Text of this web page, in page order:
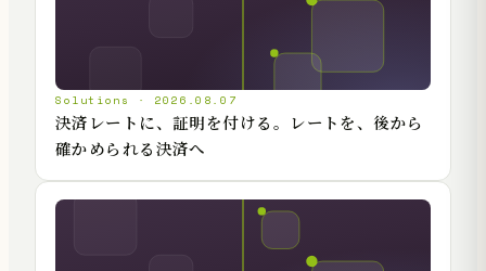
Solutions · 2026.08.07
決済レートに、証明を付ける。レートを、後から
確かめられる決済へ